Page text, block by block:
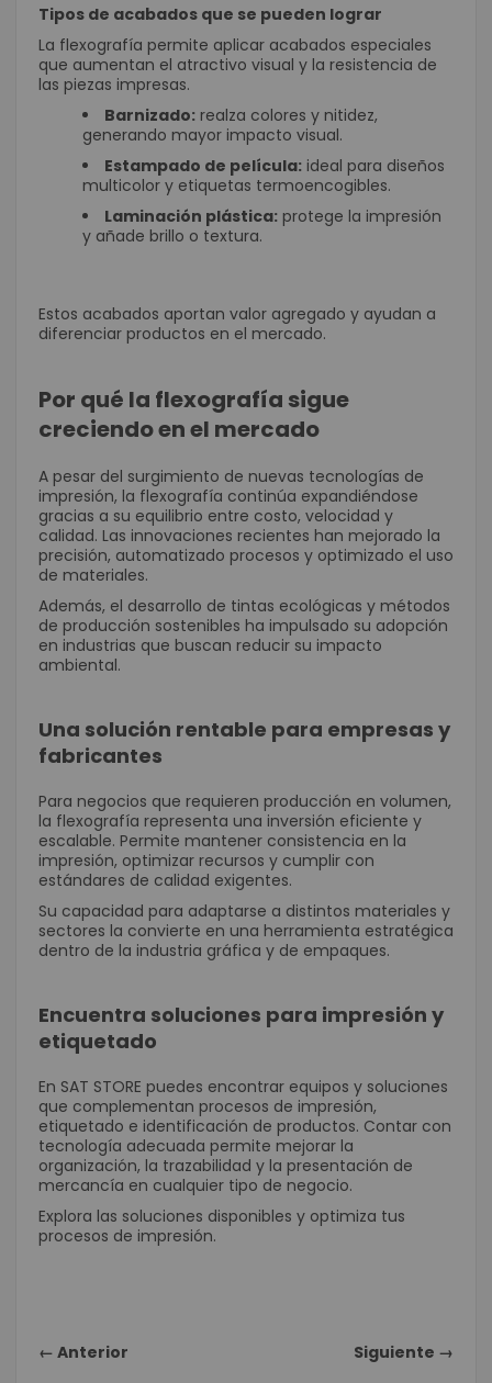
Tipos de acabados que se pueden lograr
La flexografía permite aplicar acabados especiales
que aumentan el atractivo visual y la resistencia de
las piezas impresas.
Barnizado: realza colores y nitidez,
generando mayor impacto visual.
Estampado de película: ideal para diseños
multicolor y etiquetas termoencogibles.
Laminación plástica: protege la impresión
y añade brillo o textura.
Estos acabados aportan valor agregado y ayudan a
diferenciar productos en el mercado.
Por qué la flexografía sigue
creciendo en el mercado
A pesar del surgimiento de nuevas tecnologías de
impresión, la flexografía continúa expandiéndose
gracias a su equilibrio entre costo, velocidad y
calidad. Las innovaciones recientes han mejorado la
precisión, automatizado procesos y optimizado el uso
de materiales.
Además, el desarrollo de tintas ecológicas y métodos
de producción sostenibles ha impulsado su adopción
en industrias que buscan reducir su impacto
ambiental.
Una solución rentable para empresas y
fabricantes
Para negocios que requieren producción en volumen,
la flexografía representa una inversión eficiente y
escalable. Permite mantener consistencia en la
impresión, optimizar recursos y cumplir con
estándares de calidad exigentes.
Su capacidad para adaptarse a distintos materiales y
sectores la convierte en una herramienta estratégica
dentro de la industria gráfica y de empaques.
Encuentra soluciones para impresión y
etiquetado
En SAT STORE puedes encontrar equipos y soluciones
que complementan procesos de impresión,
etiquetado e identificación de productos. Contar con
tecnología adecuada permite mejorar la
organización, la trazabilidad y la presentación de
mercancía en cualquier tipo de negocio.
Explora las soluciones disponibles y optimiza tus
procesos de impresión.
← Anterior Siguiente →